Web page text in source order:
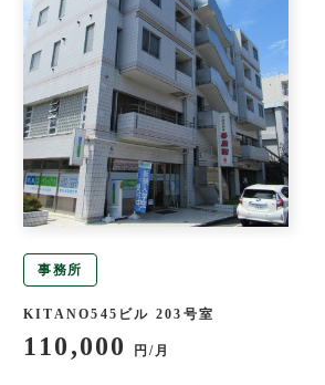
事務所
KITANO545ビル 203号室
110,000 円/月